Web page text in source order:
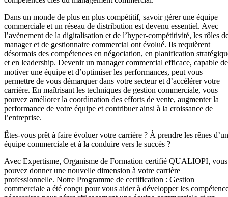
Dans un monde de plus en plus compétitif, savoir gérer une équipe
commerciale et un réseau de distribution est devenu essentiel. Avec
l’avènement de la digitalisation et de l’hyper-compétitivité, les rôles
manager et de gestionnaire commercial ont évolué. Ils requièrent
désormais des compétences en négociation, en planification
et en leadership. Devenir un manager commercial efficace, capable de
motiver une équipe et d’optimiser les performances, peut vous
permettre de vous démarquer dans votre secteur et d’accélérer votre
carrière. En maîtrisant les techniques de gestion commerciale, vous
pouvez améliorer la coordination des efforts de vente, augmenter la
performance de votre équipe et contribuer ainsi à la croissance de
l’entreprise.
Êtes-vous prêt à faire évoluer votre carrière ? À prendre les rênes
équipe commerciale et à la conduire vers le succès ?
Avec Expertisme, Organisme de Formation certifié QUALIOPI, vous
pouvez donner une nouvelle dimension à votre carrière
professionnelle. Notre Programme de certification : Gestion
commerciale a été conçu pour vous aider à développer les